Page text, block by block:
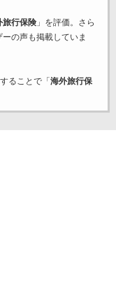
旅行保険」を評価。さら
の声も掲載していま
ることで「 海外旅行保